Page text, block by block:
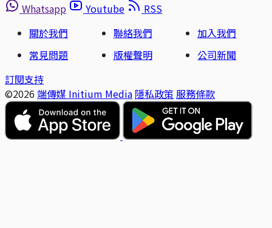
Whatsapp
Youtube
RSS
關於我們
聯絡我們
加入我們
常見問題
版權聲明
公司新聞
訂閱支持
©2026 端傳媒 Initium Media 隱私政策 服務條款